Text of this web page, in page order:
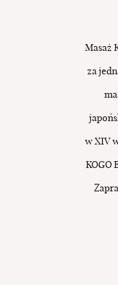
SIĘ
Masaż
za
w XIV
KOGO